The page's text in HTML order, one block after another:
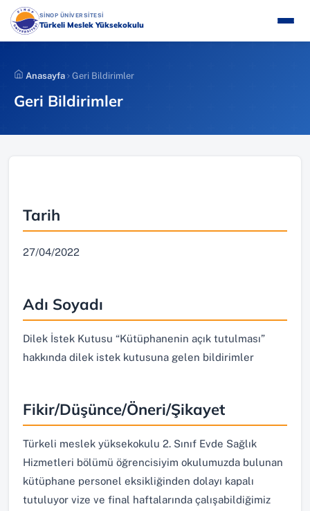
İçeriğe
atla
SİNOP ÜNİVERSİTESİ(YENI SEKMEDE AÇILIR)
Türkeli Meslek Yüksekokulu
Anasayfa Geri Bildirimler
Geri Bildirimler
Tarih
27/04/2022
Adı Soyadı
Dilek İstek Kutusu “Kütüphanenin açık tutulması”
hakkında dilek istek kutusuna gelen bildirimler
Fikir/Düşünce/Öneri/Şikayet
Türkeli meslek yüksekokulu 2. Sınıf Evde Sağlık
Hizmetleri bölümü öğrencisiyim okulumuzda bulunan
kütüphane personel eksikliğinden dolayı kapalı
tutuluyor vize ve final haftalarında çalışabildiğimiz